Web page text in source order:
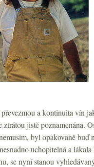
a kontinuita vín
jistě poznamenána.
byl opakovaně buď
uchopitelná a
se nyní stanou